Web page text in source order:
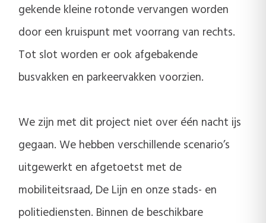
gekende kleine rotonde vervangen worden
door een kruispunt met voorrang van rechts.
Tot slot worden er ook afgebakende
busvakken en parkeervakken voorzien.
We zijn met dit project niet over één nacht ijs
gegaan. We hebben verschillende scenario’s
uitgewerkt en afgetoetst met de
mobiliteitsraad, De Lijn en onze stads- en
politiediensten. Binnen de beschikbare